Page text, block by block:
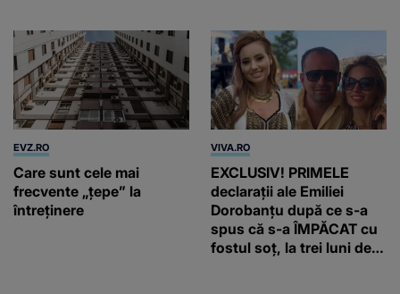
EVZ.RO
Care sunt cele mai
frecvente „țepe” la
întreținere
VIVA.RO
EXCLUSIV! PRIMELE
declarații ale Emiliei
Dorobanțu după ce s-a
spus că s-a ÎMPĂCAT cu
fostul soț, la trei luni de